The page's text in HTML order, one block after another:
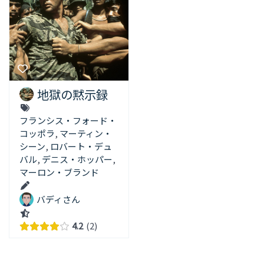
地獄の黙示録
フランシス・フォード・
コッポラ, マーティン・
シーン, ロバート・デュ
バル, デニス・ホッパー,
マーロン・ブランド
バディさん
4.2 2